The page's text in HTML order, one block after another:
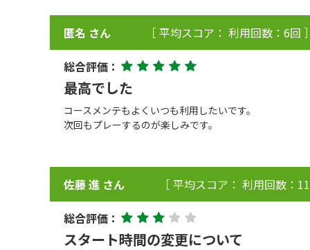
匿名 さん ［ 平均スコア： 利用回数：6回 ］
総合評価：
最高でした
コースメンテもよくいつも利用したいです。
次回もプレーするのが楽しみです。
佐藤 進 さん ［ 平均スコア： 利用回数：11
総合評価：
スタート時間の変更について